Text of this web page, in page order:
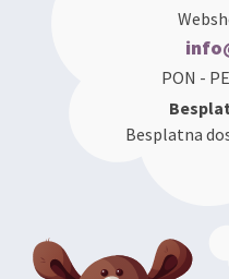
PON -
Besplatna